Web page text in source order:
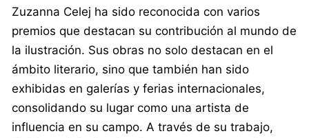
Zuzanna Celej ha sido reconocida con varios
premios que destacan su contribución al mundo de
la ilustración. Sus obras no solo destacan en el
ámbito literario, sino que también han sido
exhibidas en galerías y ferias internacionales,
consolidando su lugar como una artista de
influencia en su campo. A través de su trabajo,